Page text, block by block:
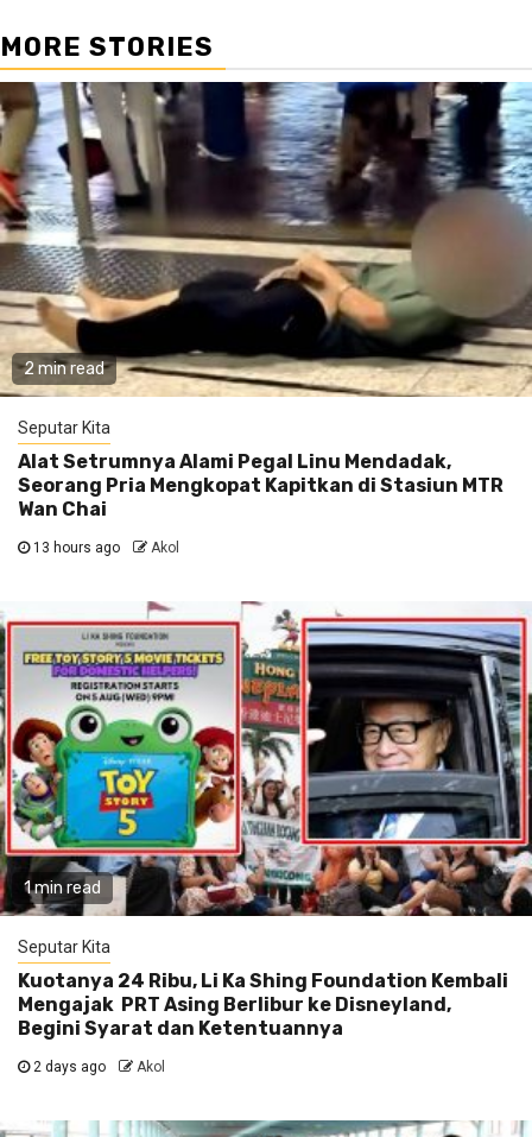
MORE STORIES
2 min read
Seputar Kita
Alat Setrumnya Alami Pegal Linu Mendadak,
Seorang Pria Mengkopat Kapitkan di Stasiun MTR
Wan Chai
13 hours ago Akol
1 min read
Seputar Kita
Kuotanya 24 Ribu, Li Ka Shing Foundation Kembali
Mengajak PRT Asing Berlibur ke Disneyland,
Begini Syarat dan Ketentuannya
2 days ago Akol